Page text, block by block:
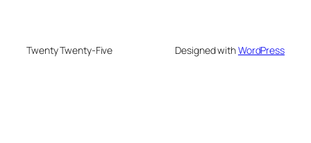
Twenty Twenty-Five Designed withWordPress